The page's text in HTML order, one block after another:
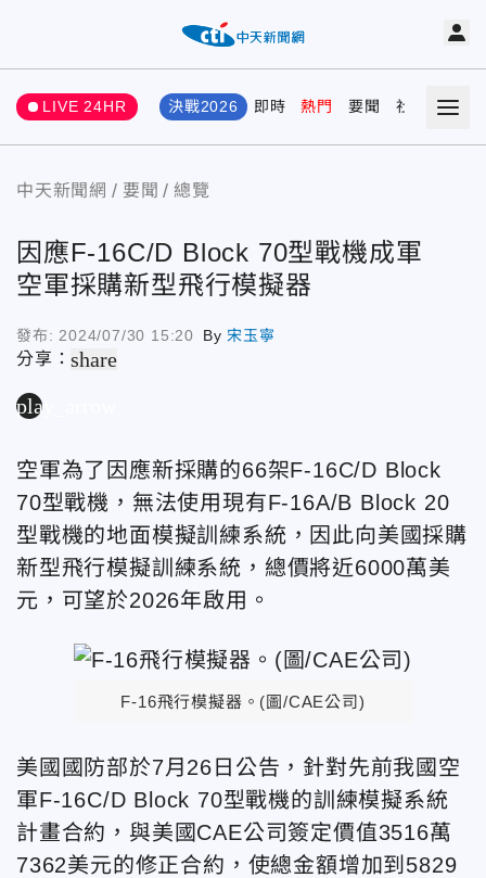
LIVE 24HR 決戰2026 即時 熱門 要聞 社會 娛樂
中天新聞網 要聞 總覽
因應F-16C/D Block 70型戰機成軍
空軍採購新型飛行模擬器
發布: 2024/07/30 15:20 By 宋玉寧
分享：share
play_arrow
空軍為了因應新採購的66架F-16C/D Block
70型戰機，無法使用現有F-16A/B Block 20
型戰機的地面模擬訓練系統，因此向美國採購
新型飛行模擬訓練系統，總價將近6000萬美
元，可望於2026年啟用。
F-16飛行模擬器。(圖/CAE公司)
美國國防部於7月26日公告，針對先前我國空
軍F-16C/D Block 70型戰機的訓練模擬系統
計畫合約，與美國CAE公司簽定價值3516萬
7362美元的修正合約，使總金額增加到5829